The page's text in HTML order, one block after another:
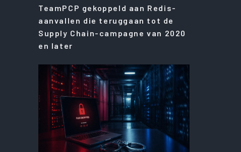
TeamPCP gekoppeld aan Redis-
aanvallen die teruggaan tot de
Supply Chain-campagne van 2020
en later